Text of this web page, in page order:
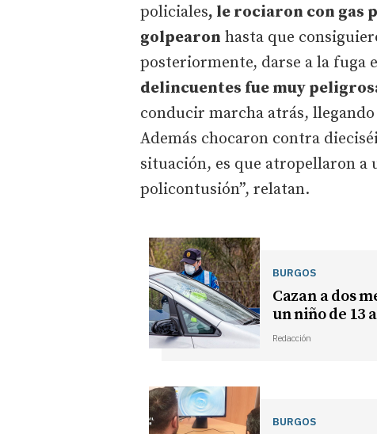
policiales, le rociaron con gas
golpearon hasta que
posteriormente, darse a la fuga
delincuentes fue muy
conducir marcha atrás,
Además chocaron contra
situación, es que atropellaron a
policontusión”, relatan.
BURGOS
Cazan a dos
un niño de 13
Redacción
BURGOS